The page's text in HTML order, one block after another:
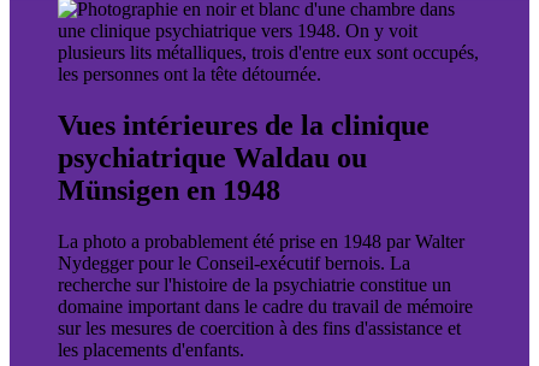
Vues intérieures de la clinique
psychiatrique Waldau ou
Münsigen en 1948
La photo a probablement été prise en 1948 par Walter
Nydegger pour le Conseil-exécutif bernois. La
recherche sur l'histoire de la psychiatrie constitue un
domaine important dans le cadre du travail de mémoire
sur les mesures de coercition à des fins d'assistance et
les placements d'enfants.